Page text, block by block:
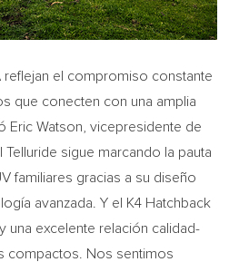
reflejan el compromiso constante
que conecten con una amplia
Eric Watson, vicepresidente de
Telluride sigue marcando la pauta
familiares gracias a su diseño
avanzada. Y el K4 Hatchback
una excelente relación calidad-
compactos. Nos sentimos